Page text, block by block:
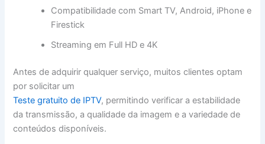
Compatibilidade com Smart TV, Android, iPhone e
Firestick
Streaming em Full HD e 4K
Antes de adquirir qualquer serviço, muitos clientes optam
por solicitar um
Teste gratuito de IPTV, permitindo verificar a estabilidade
da transmissão, a qualidade da imagem e a variedade de
conteúdos disponíveis.